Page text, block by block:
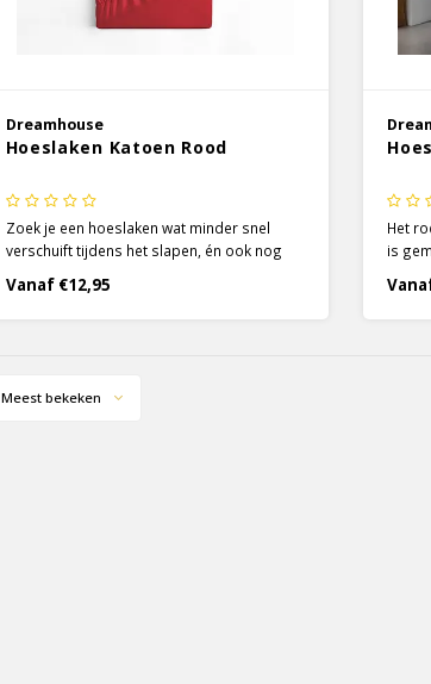
Dreamhouse
Hoeslaken Katoen Rood
Zoek je een hoeslaken wat minder snel
verschuift tijdens het slapen, én ook nog
rode katoenen hoeslaken van Dreamhouse
wat voor jou!
Vanaf €12,95
Het
is
de
Meest bekeken